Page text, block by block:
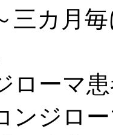
三カ月
ーマ
ンジロ